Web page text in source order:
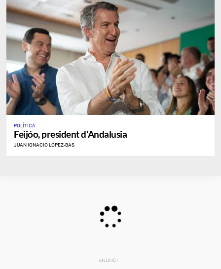
POLÍTICA
Feijóo, president d'Andalusia
JUAN IGNACIO LÓPEZ-BAS